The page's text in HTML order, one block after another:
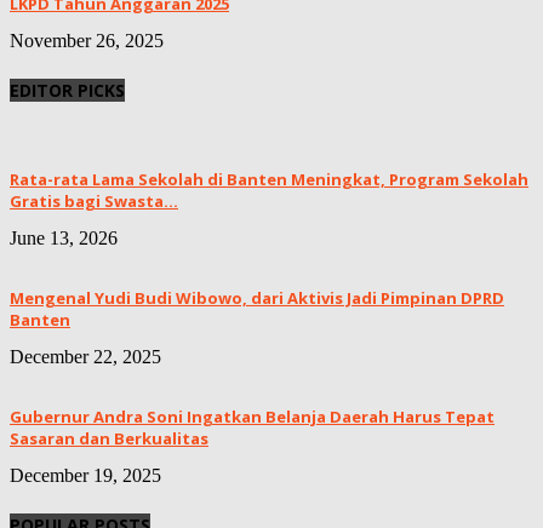
November 26, 2025
EDITOR PICKS
Rata-rata Lama Sekolah di Banten Meningkat, ‎Program Sekolah
Gratis bagi Swasta...
June 13, 2026
Mengenal Yudi Budi Wibowo, dari Aktivis Jadi Pimpinan DPRD
Banten
December 22, 2025
Gubernur Andra Soni Ingatkan Belanja Daerah Harus Tepat
Sasaran dan Berkualitas
December 19, 2025